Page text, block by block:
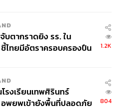
บตากราดยิง รร. ใน
ไทยมีอัตราครอบครองปืน
1.2K
รงเรียนเทพศิรินทร์
พยพเข้ายังพื้นที่ปลอดภัย
804